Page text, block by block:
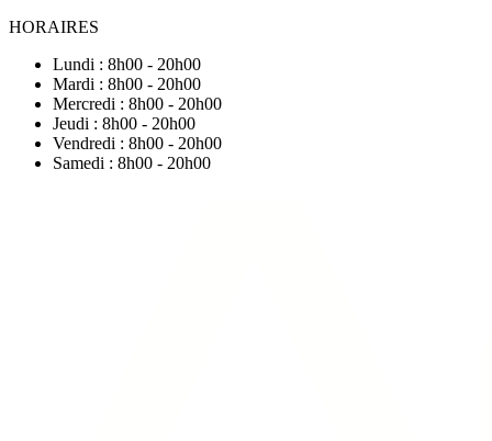
HORAIRES
Lundi : 8h00 - 20h00
Mardi : 8h00 - 20h00
Mercredi : 8h00 - 20h00
Jeudi : 8h00 - 20h00
Vendredi : 8h00 - 20h00
Samedi : 8h00 - 20h00